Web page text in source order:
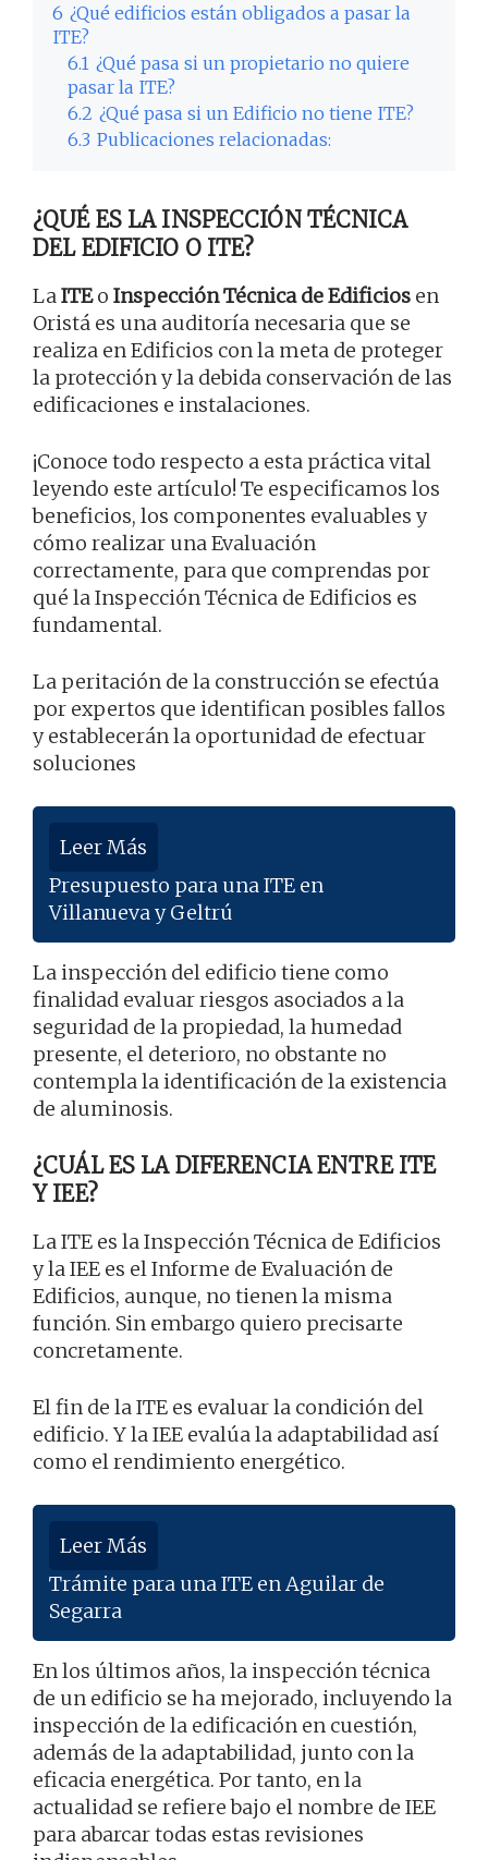
6 ¿Qué edificios están obligados a pasar la
ITE?
6.1 ¿Qué pasa si un propietario no quiere
pasar la ITE?
6.2 ¿Qué pasa si un Edificio no tiene ITE?
6.3 Publicaciones relacionadas:
¿QUÉ ES LA INSPECCIÓN TÉCNICA
DEL EDIFICIO O ITE?
LaITEo Inspección Técnica de Edificios en
Oristá es una auditoría necesaria que se
realiza en Edificios con la meta de proteger
la protección y la debida conservación de las
edificaciones e instalaciones.
¡Conoce todo respecto a esta práctica vital
leyendo este artículo! Te especificamos los
beneficios, los componentes evaluables y
cómo realizar una Evaluación
correctamente, para que comprendas por
qué la Inspección Técnica de Edificios es
fundamental.
La peritación de la construcción se efectúa
por expertos que identifican posibles fallos
y establecerán la oportunidad de efectuar
soluciones
Leer Más
Presupuesto para una ITE en
Villanueva y Geltrú
La inspección del edificio tiene como
finalidad evaluar riesgos asociados a la
seguridad de la propiedad, la humedad
presente, el deterioro, no obstante no
contempla la identificación de la existencia
de aluminosis.
¿CUÁL ES LA DIFERENCIA ENTRE ITE
Y IEE?
La ITE es la Inspección Técnica de Edificios
y la IEE es el Informe de Evaluación de
Edificios, aunque, no tienen la misma
función. Sin embargo quiero precisarte
concretamente.
El fin de la ITE es evaluar la condición del
edificio. Y la IEE evalúa la adaptabilidad así
como el rendimiento energético.
Leer Más
Trámite para una ITE en Aguilar de
Segarra
En los últimos años, la inspección técnica
de un edificio se ha mejorado, incluyendo la
inspección de la edificación en cuestión,
además de la adaptabilidad, junto con la
eficacia energética. Por tanto, en la
actualidad se refiere bajo el nombre de IEE
para abarcar todas estas revisiones